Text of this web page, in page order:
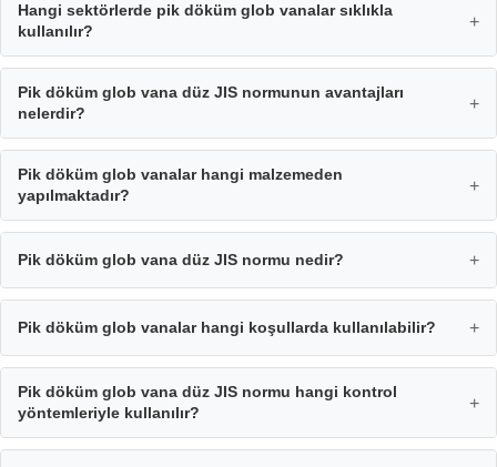
Hangi sektörlerde pik döküm glob vanalar sıklıkla
kullanılır?
+
Pik döküm glob vana düz JIS normunun avantajları
nelerdir?
+
Pik döküm glob vanalar hangi malzemeden
yapılmaktadır?
+
Pik döküm glob vana düz JIS normu nedir? +
Pik döküm glob vanalar hangi koşullarda kullanılabilir? +
Pik döküm glob vana düz JIS normu hangi kontrol
yöntemleriyle kullanılır?
+